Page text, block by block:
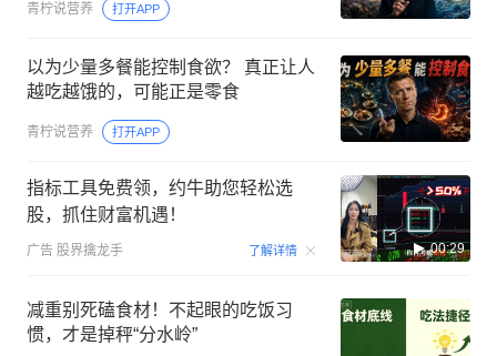
青柠说营养 打开APP
以为少量多餐能控制食欲？ 真正让人
越吃越饿的，可能正是零食
青柠说营养 打开APP
指标工具免费领，约牛助您轻松选
股，抓住财富机遇！
广告 股界擒龙手 了解详情 00:29
减重别死磕食材！不起眼的吃饭习
惯，才是掉秤“分水岭”